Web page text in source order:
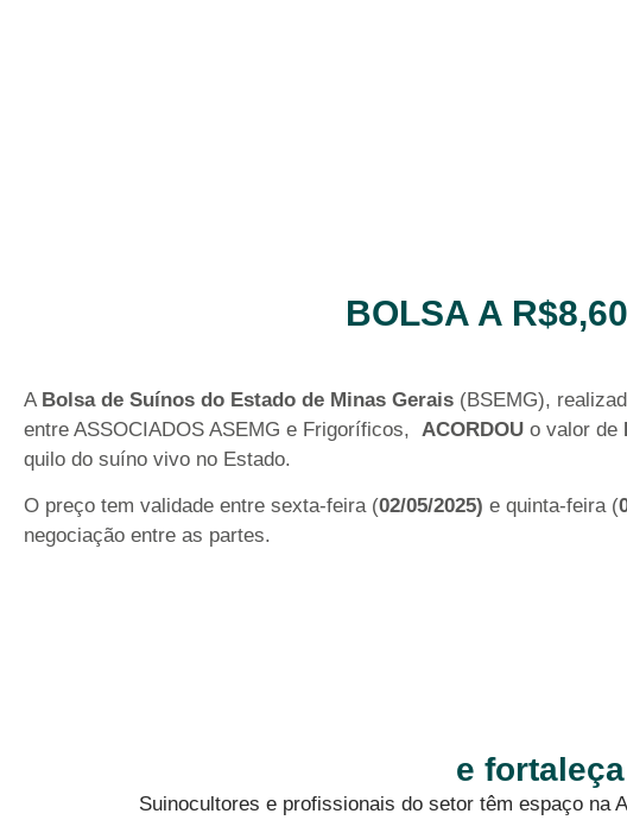
BOLSA A R$8,60
A Bolsa de Suínos do Estado de Minas Gerais (BSEMG),
entre ASSOCIADOS ASEMG e Frigoríficos, ACORDOU o valor de
quilo do suíno vivo no Estado.
O preço tem validade entre sexta-feira (02/05/2025) e quinta-feira (
negociação entre as partes.
e
Suinocultores e profissionais do setor têm espaço na